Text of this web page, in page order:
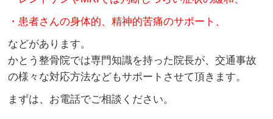
・患者さんの身体的、精神的苦痛のサポート、
などがあります。
かとう整骨院では専門知識を持った院長が、交通事故
の様々な対応方法などもサポートさせて頂きます。
まずは、お電話でご相談ください。